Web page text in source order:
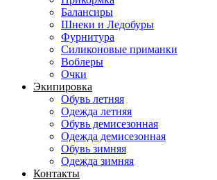
Балансиры
Шнеки и Ледобуры
Фурнитура
Силиконовые приманки
Воблеры
Очки
Экипировка
Обувь летняя
Одежда летняя
Обувь демисезонная
Одежда демисезонная
Обувь зимняя
Одежда зимняя
Контакты